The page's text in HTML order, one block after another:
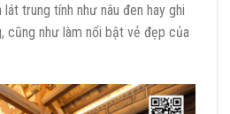
trung tính như nâu đen hay ghi
cũng như làm nổi bật vẻ đẹp của